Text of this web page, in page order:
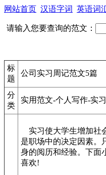
网站首页 汉语字词 英语词
请输入您要查询的范文：
标
题
公司实习周记范文5篇
分
类
实用范文-个人写作-实
实习使大学生增加社
是职场中的决定因素。
身的阅历和经验。下面
喜欢!